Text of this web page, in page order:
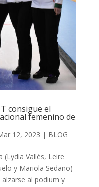
consigue el
femenino de
12, 2023 | BLOG
(Lydia Vallés, Leire
y Mariola Sedano)
al podium y